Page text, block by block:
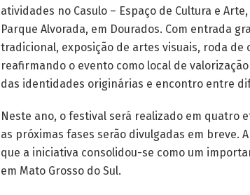
atividades no Casulo – Espaço de Cultura e
Parque Alvorada, em Dourados. Com entrada
tradicional, exposição de artes visuais, roda de
reafirmando o evento como local de
das identidades originárias e encontro entre
Neste ano, o festival será realizado em quatro
as próximas fases serão divulgadas em breve.
que a iniciativa consolidou-se como um
em Mato Grosso do Sul.